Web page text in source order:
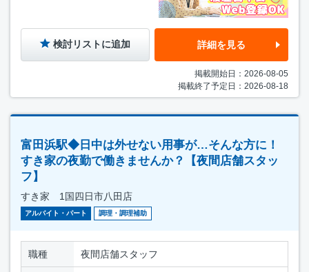
検討リストに追加 詳細を見る
掲載開始日：2026-08-05
掲載終了予定日：2026-08-18
富田浜駅◆日中は外せない用事が…そんな方に！
すき家の夜勤で働きませんか？【夜間店舗スタッ
フ】
すき家 1国四日市八田店
アルバイト・パート 調理・調理補助
職種 夜間店舗スタッフ